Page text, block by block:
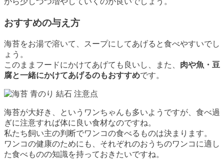
おすすめの与え方
海苔をお湯で溶いて、スープにしてあげると食べやすいでし
ょう。
このままフードにかけてあげても良いし、また、 肉や魚・豆
腐と一緒にかけてあげるのもおすすめです。
海苔が大好き、というワンちゃんも多いようですが、食べ過
ぎに注意すれば体に良い食材なのですね。
私たち飼い主の判断でワンコの食べるものは決まります。
ワンコの健康のためにも、それぞれのおうちのワンコに適し
た食べものの知識を持っておきたいですね。